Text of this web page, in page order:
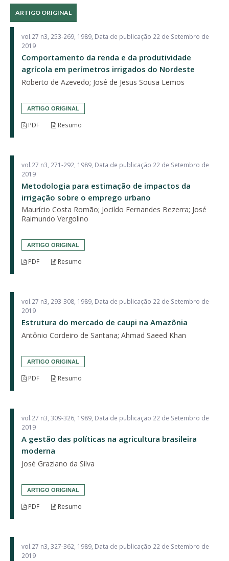
ARTIGO ORIGINAL
vol.27 n3, 253-269, 1989, Data de publicação 22 de Setembro de
2019
Comportamento da renda e da produtividade
agrícola em perímetros irrigados do Nordeste
Roberto de Azevedo; José de Jesus Sousa Lemos
ARTIGO ORIGINAL
PDF Resumo
vol.27 n3, 271-292, 1989, Data de publicação 22 de Setembro de
2019
Metodologia para estimação de impactos da
irrigação sobre o emprego urbano
Maurício Costa Romão; Jocildo Fernandes Bezerra; José
Raimundo Vergolino
ARTIGO ORIGINAL
PDF Resumo
vol.27 n3, 293-308, 1989, Data de publicação 22 de Setembro de
2019
Estrutura do mercado de caupi na Amazônia
Antônio Cordeiro de Santana; Ahmad Saeed Khan
ARTIGO ORIGINAL
PDF Resumo
vol.27 n3, 309-326, 1989, Data de publicação 22 de Setembro de
2019
A gestão das políticas na agricultura brasileira
moderna
José Graziano da Silva
ARTIGO ORIGINAL
PDF Resumo
vol.27 n3, 327-362, 1989, Data de publicação 22 de Setembro de
2019